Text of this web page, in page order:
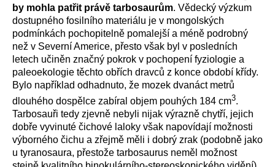
by mohla patřit právě tarbosaurům. Vědecký výzkum
dostupného fosilního materiálu je v mongolských
podmínkách pochopitelně pomalejší a méně podrobný
než v Severní Americe, přesto však byl v posledních
letech učiněn značný pokrok v pochopení fyziologie a
paleoekologie těchto obřích dravců z konce období křídy.
Bylo například odhadnuto, že mozek dvanáct metrů
dlouhého dospělce zabíral objem pouhých 184 cm3.
Tarbosauři tedy zjevně nebyli nijak výrazně chytří, jejich
dobře vyvinuté čichové laloky však napovídají možnosti
výborného čichu a zřejmě měli i dobrý zrak (podobně jako
u tyranosaura, přestože tarbosaurus neměl možnost